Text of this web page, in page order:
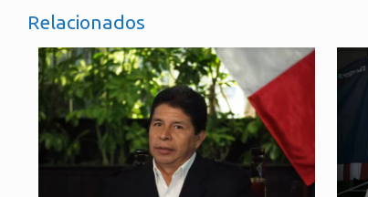
Relacionados